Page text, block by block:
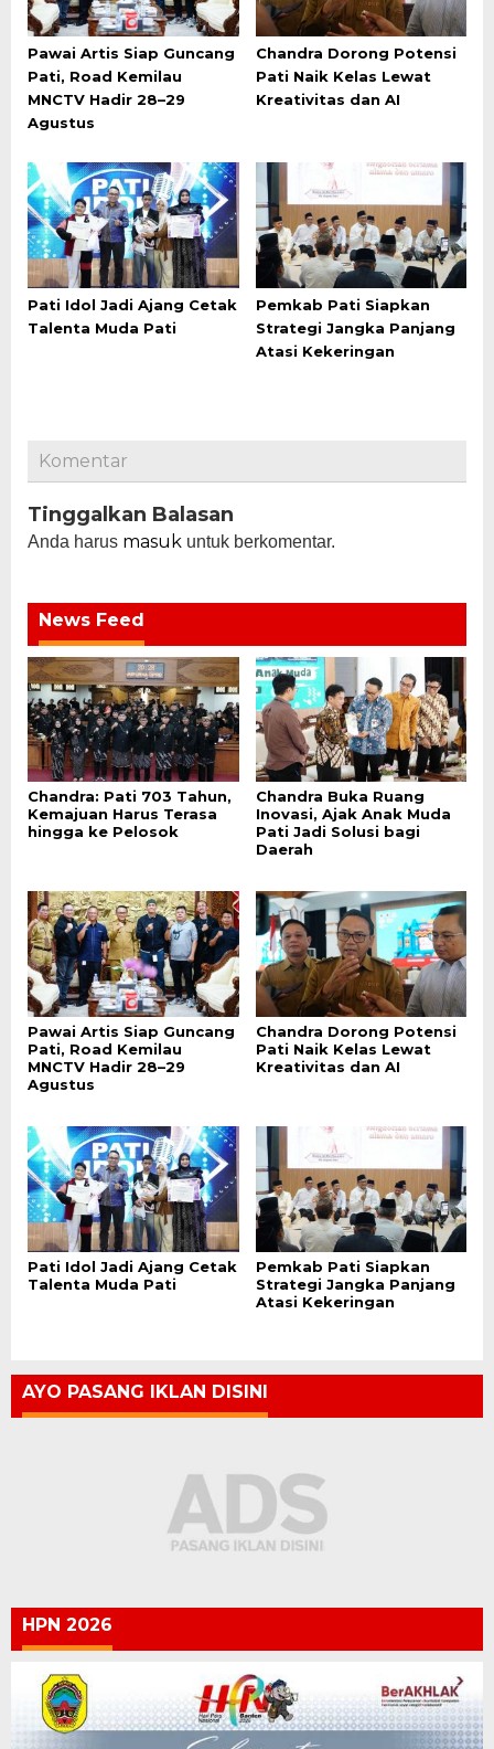
Pawai Artis Siap Guncang
Pati, Road Kemilau
MNCTV Hadir 28–29
Agustus
Chandra Dorong Potensi
Pati Naik Kelas Lewat
Kreativitas dan AI
Pati Idol Jadi Ajang Cetak
Talenta Muda Pati
Pemkab Pati Siapkan
Strategi Jangka Panjang
Atasi Kekeringan
Komentar
Tinggalkan Balasan
Anda harus masuk untuk berkomentar.
News Feed
Chandra: Pati 703 Tahun,
Kemajuan Harus Terasa
hingga ke Pelosok
Chandra Buka Ruang
Inovasi, Ajak Anak Muda
Pati Jadi Solusi bagi
Daerah
Pawai Artis Siap Guncang
Pati, Road Kemilau
MNCTV Hadir 28–29
Agustus
Chandra Dorong Potensi
Pati Naik Kelas Lewat
Kreativitas dan AI
Pati Idol Jadi Ajang Cetak
Talenta Muda Pati
Pemkab Pati Siapkan
Strategi Jangka Panjang
Atasi Kekeringan
AYO PASANG IKLAN DISINI
HPN 2026